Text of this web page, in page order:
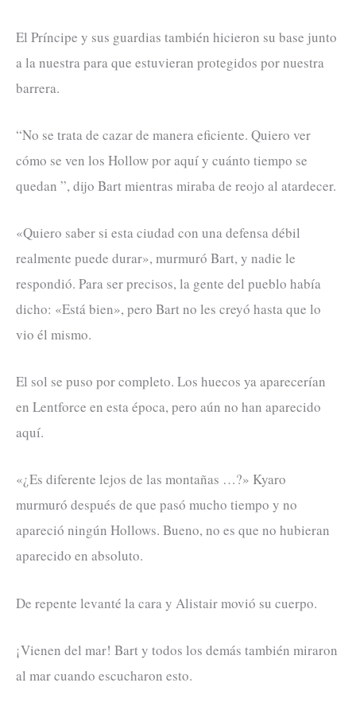
El Príncipe y sus guardias también hicieron su base junto
a la nuestra para que estuvieran protegidos por nuestra
barrera.
“No se trata de cazar de manera eficiente. Quiero ver
cómo se ven los Hollow por aquí y cuánto tiempo se
quedan ”, dijo Bart mientras miraba de reojo al atardecer.
«Quiero saber si esta ciudad con una defensa débil
realmente puede durar», murmuró Bart, y nadie le
respondió. Para ser precisos, la gente del pueblo había
dicho: «Está bien», pero Bart no les creyó hasta que lo
vio él mismo.
El sol se puso por completo. Los huecos ya aparecerían
en Lentforce en esta época, pero aún no han aparecido
aquí.
«¿Es diferente lejos de las montañas …?» Kyaro
murmuró después de que pasó mucho tiempo y no
apareció ningún Hollows. Bueno, no es que no hubieran
aparecido en absoluto.
De repente levanté la cara y Alistair movió su cuerpo.
¡Vienen del mar! Bart y todos los demás también miraron
al mar cuando escucharon esto.